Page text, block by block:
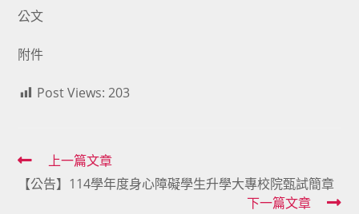
公文
附件
Post Views: 203
Read
more
上一篇文章
【公告】114學年度身心障礙學生升學大專校院甄試簡章
下一篇文章